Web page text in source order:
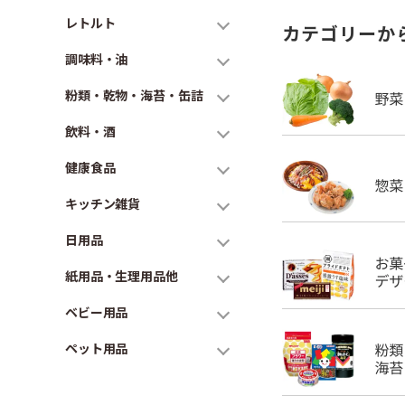
レトルト
調味料・油
粉類・乾物・海苔・缶詰
飲料・酒
健康食品
キッチン雑貨
日用品
紙用品・生理用品他
ベビー用品
ペット用品
カテゴリーか